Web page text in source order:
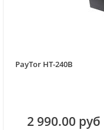
PayTor HT-240B
2 990.00 руб